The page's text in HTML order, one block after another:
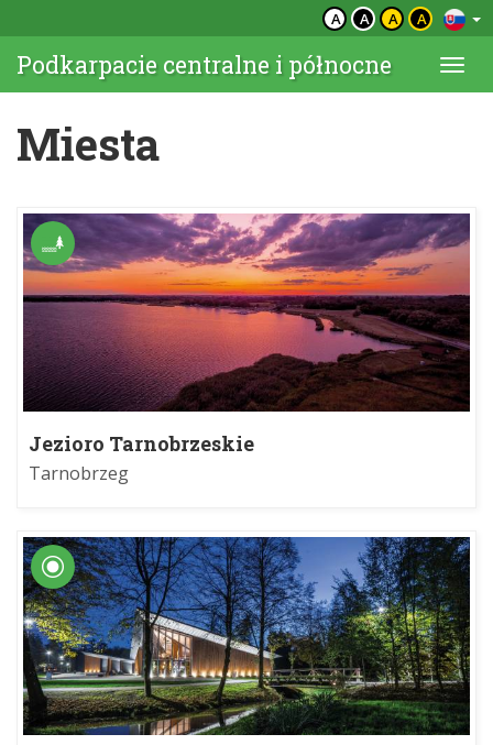
A A A A
Podkarpacie centralne i północne
Miesta
Jezioro Tarnobrzeskie
Tarnobrzeg